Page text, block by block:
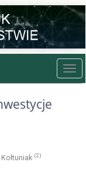
(2)